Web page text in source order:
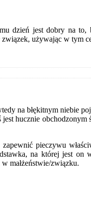
dzień jest dobry na to,
używając w tym
na błękitnym niebie
hucznie
pieczywu
na której jest
małżeństwie/związku.